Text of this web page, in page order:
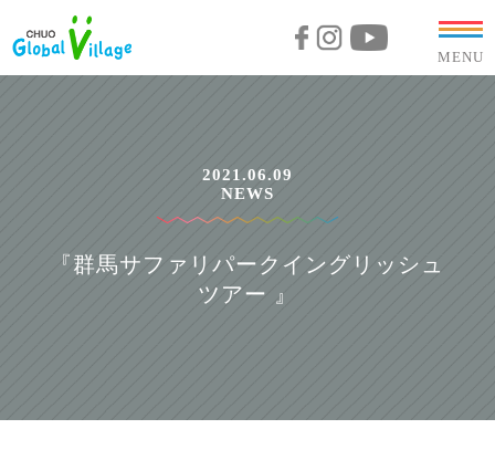
MENU
2021.06.09
NEWS
『群馬サファリパークイングリッシュ
ツアー 』